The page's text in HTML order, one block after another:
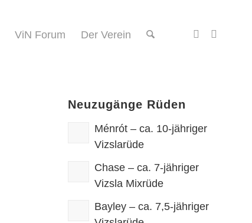
ViN Forum Der Verein
Neuzugänge Rüden
Ménrót – ca. 10-jähriger
Vizslarüde
Chase – ca. 7-jähriger
Vizsla Mixrüde
Bayley – ca. 7,5-jähriger